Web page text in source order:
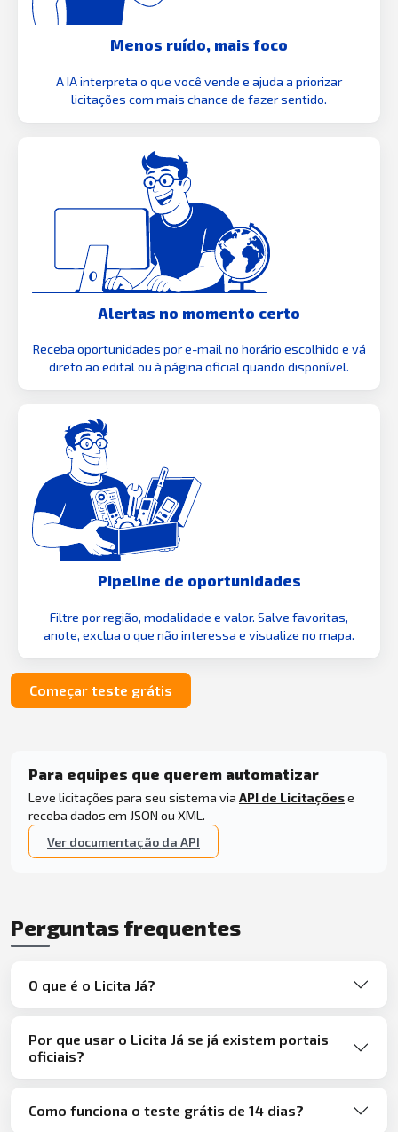
Menos ruído, mais foco
A IA interpreta o que você vende e ajuda a priorizar
licitações com mais chance de fazer sentido.
Alertas no momento certo
Receba oportunidades por e-mail no horário escolhido e vá
direto ao edital ou à página oficial quando disponível.
Pipeline de oportunidades
Filtre por região, modalidade e valor. Salve favoritas,
anote, exclua o que não interessa e visualize no mapa.
Começar teste grátis
Para equipes que querem automatizar
Leve licitações para seu sistema via API de Licitaçõese
receba dados em JSON ou XML.
Ver documentação da API
Perguntas frequentes
O que é o Licita Já?
Por que usar o Licita Já se já existem portais
oficiais?
Como funciona o teste grátis de 14 dias?